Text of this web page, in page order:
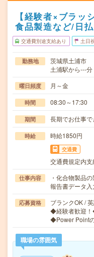
【経験者×ブラッ
食品製造など/日
交通費別途支給あり 土日
勤務地
茨城県土浦市
土浦駅から---分
曜日頻度 月～金
時間 08:30～17:30
期間 長期でお仕事で
時給 時給1850円
交通費
交通費規定内支
仕事内容
・化合物製品
報告書データ
応募資格
ブランクOK /
◆経験者歓迎！
◆Power Point
職場の雰囲気